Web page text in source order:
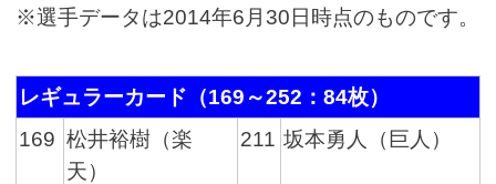
※選手データは2014年6月30日時点のものです。
レギュラーカード（169～252：84枚）
169 松井裕樹（楽
天）
211 坂本勇人（巨人）